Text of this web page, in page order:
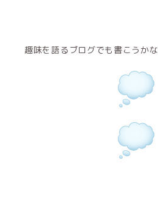
趣味を語るブログでも書こうかな